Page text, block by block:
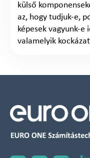
külső
az, hogy tudjuk-e,
képesek vagyunk-e
valamelyik